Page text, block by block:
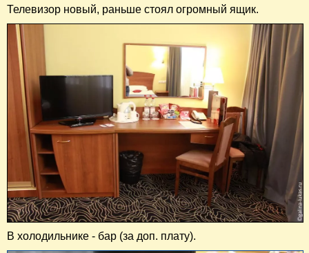
Телевизор новый, раньше стоял огромный ящик.
В холодильнике - бар (за доп. плату).